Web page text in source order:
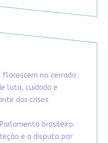
florescem no cerrado:
luta, cuidado e
das crises
brasileiro:
e a disputa por